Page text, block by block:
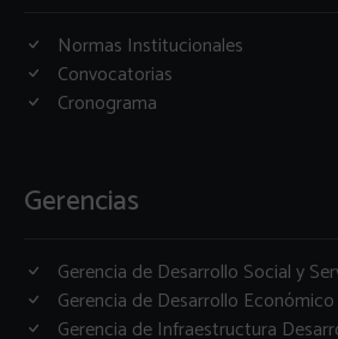
Normas Institucionales
Convocatorias
Cronograma
Gerencias
Gerencia de Desarrollo Social y
Gerencia de Desarrollo
Gerencia de Infraestructura